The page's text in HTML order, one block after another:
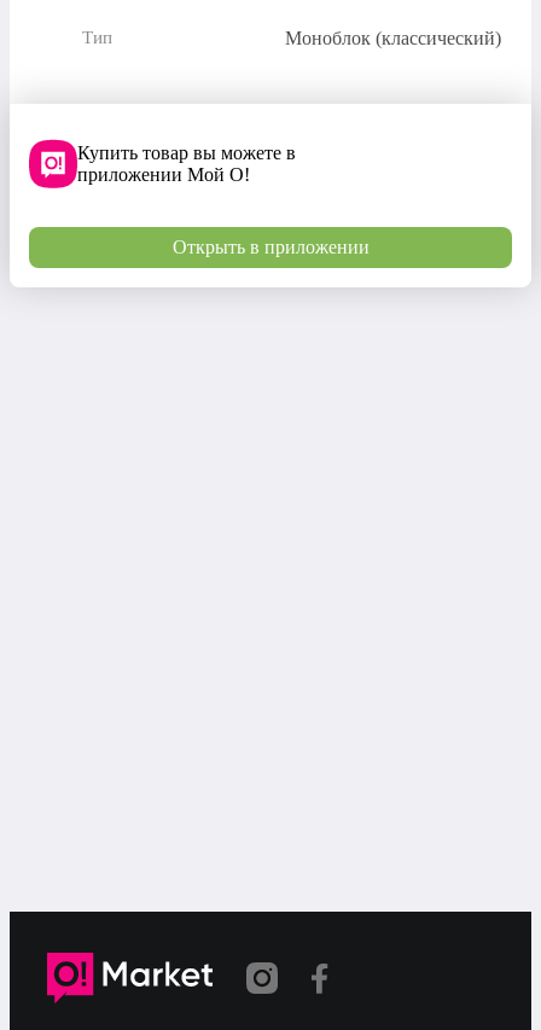
Тип Моноблок (классический)
Купить товар вы можете в
приложении Мой О!
Открыть в приложении